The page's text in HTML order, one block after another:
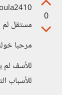
0
مستقل لم
مرحبا
للأسف لم
للأسباب